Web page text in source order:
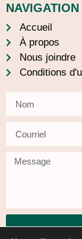
NAVIGATION
Accueil
À propos
Nous joindre
Conditions